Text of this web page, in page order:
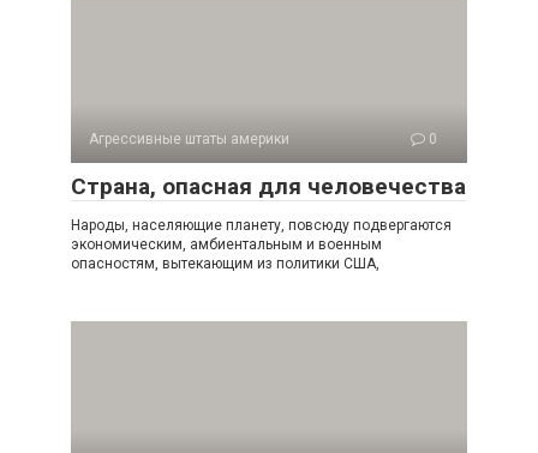
Агрессивные штаты америки 0
Страна, опасная для человечества
Народы, населяющие планету, повсюду подвергаются
экономическим, амбиентальным и военным
опасностям, вытекающим из политики США,